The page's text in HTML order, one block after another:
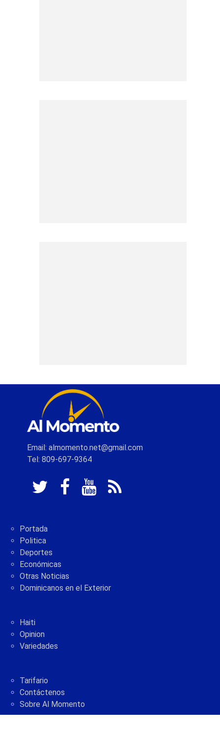
Email: almomento.net@gmail.com
Tel: 809-697-9364
Portada
Politica
Deportes
Económicas
Otras Noticias
Dominicanos en el Exterior
Haiti
Opinion
Variedades
Tarifario
Contáctenos
Sobre Al Momento